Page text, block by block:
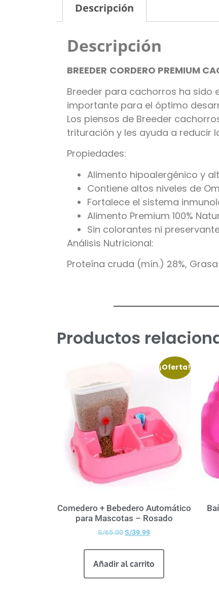
Descripción
Descripción
BREEDER CORDERO PREMIUM
Breeder para cachorros ha sido
importante para el óptimo
Los piensos de Breeder
trituración y les ayuda a reducir
Propiedades:
Alimento hipoalergénico y
Contiene altos niveles de
Fortalece el sistema
Alimento Premium 100%
Sin colorantes ni
Análisis Nutricional:
Proteína cruda (mín.) 28%,
Productos
¡Oferta!
Comedero + Bebedero Automático
para Mascotas – Rosado
S/65.00S/39.99
Añadir al carrito